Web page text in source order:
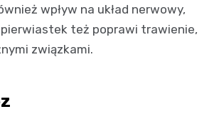
wpływ na układ nerwowy,
też poprawi trawienie,
związkami.